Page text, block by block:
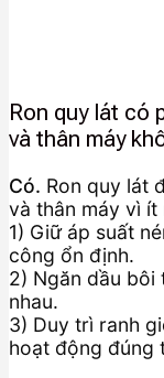
Ron quy lát có
và thân máy
Có. Ron quy lát
và thân máy vì ít
1) Giữ áp suất
công ổn định.
2) Ngăn dầu bôi
nhau.
3) Duy trì ranh
hoạt động đúng